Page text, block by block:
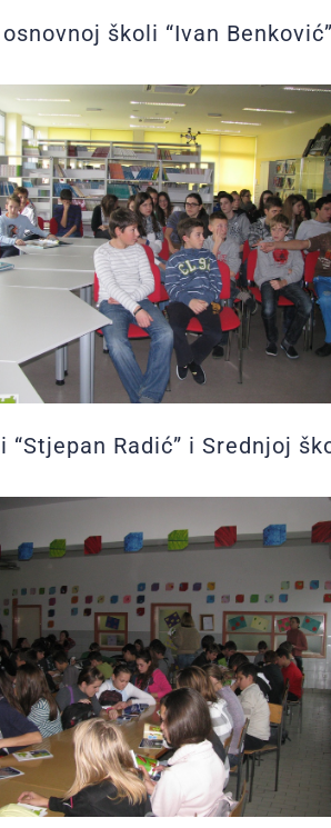
osnovnoj školi “Ivan Benković”
“Stjepan Radić” i Srednjoj